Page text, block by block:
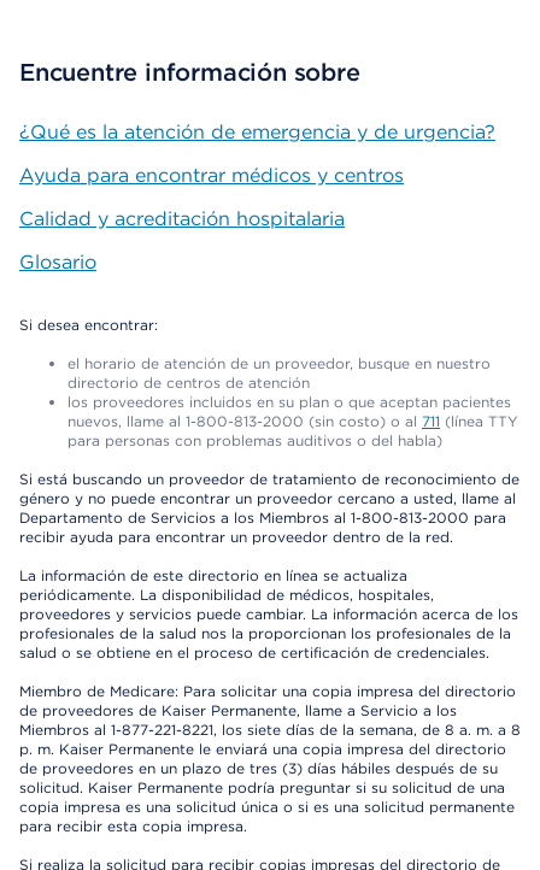
Encuentre información sobre
¿Qué es la atención de emergencia y de urgencia?
Ayuda para encontrar médicos y centros
Calidad y acreditación hospitalaria
Glosario
Si desea encontrar:
el horario de atención de un proveedor, busque en nuestro
directorio de centros de atención
los proveedores incluidos en su plan o que aceptan pacientes
nuevos, llame al 1-800-813-2000 (sin costo) o al 711 (línea TTY
para personas con problemas auditivos o del habla)
Si está buscando un proveedor de tratamiento de reconocimiento de
género y no puede encontrar un proveedor cercano a usted, llame al
Departamento de Servicios a los Miembros al 1-800-813-2000 para
recibir ayuda para encontrar un proveedor dentro de la red.
La información de este directorio en línea se actualiza
periódicamente. La disponibilidad de médicos, hospitales,
proveedores y servicios puede cambiar. La información acerca de los
profesionales de la salud nos la proporcionan los profesionales de la
salud o se obtiene en el proceso de certificación de credenciales.
Miembro de Medicare: Para solicitar una copia impresa del directorio
de proveedores de Kaiser Permanente, llame a Servicio a los
Miembros al 1-877-221-8221, los siete días de la semana, de 8 a. m. a 8
p. m. Kaiser Permanente le enviará una copia impresa del directorio
de proveedores en un plazo de tres (3) días hábiles después de su
solicitud. Kaiser Permanente podría preguntar si su solicitud de una
copia impresa es una solicitud única o si es una solicitud permanente
para recibir esta copia impresa.
Si realiza la solicitud para recibir copias impresas del directorio de